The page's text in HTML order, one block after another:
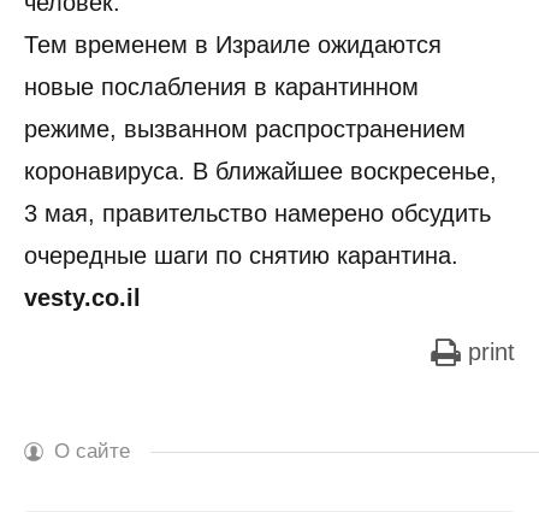
Тем временем в Израиле ожидаются
новые послабления в карантинном
режиме, вызванном распространением
коронавируса. В ближайшее воскресенье,
3 мая, правительство намерено обсудить
очередные шаги по снятию карантина.
vesty.co.il
print
О сайте